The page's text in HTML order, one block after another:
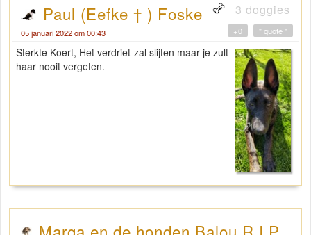
Paul (Eefke † ) Foske 3 doggies
05 januari 2022 om 00:43 " quote "
+0
Sterkte Koert, Het verdriet zal slijten maar je zult
haar nooit vergeten.